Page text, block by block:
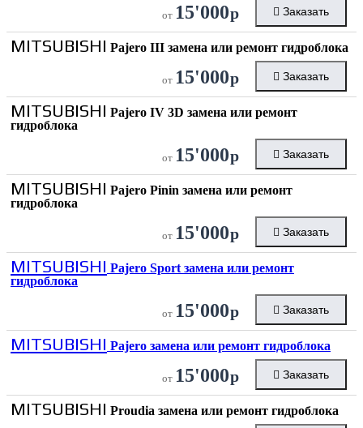
от 15'000р Заказать
MITSUBISHI Pajero III замена или ремонт гидроблока
от 15'000р Заказать
MITSUBISHI Pajero IV 3D замена или ремонт
гидроблока
от 15'000р Заказать
MITSUBISHI Pajero Pinin замена или ремонт
гидроблока
от 15'000р Заказать
MITSUBISHI Pajero Sport замена или ремонт
гидроблока
от 15'000р Заказать
MITSUBISHI Pajero замена или ремонт гидроблока
от 15'000р Заказать
MITSUBISHI Proudia замена или ремонт гидроблока